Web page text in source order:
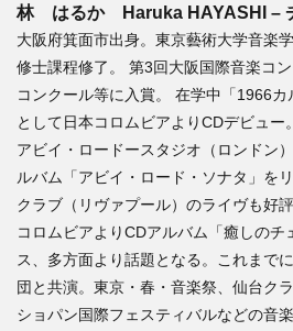
林 はるか Haruka HAYASHI –
大阪府箕面市出身。東京藝術大学音楽
修士課程修了。 第3回大阪国際音楽コ
コンクール等に入賞。 在学中「1966
として日本コロムビアよりCDデビュ
アビイ・ロードースタジオ（ロンドン
ルバム「アビイ・ロード・ソナタ」を
クラブ（リヴァプール）のライヴも好
コロムビアよりCDアルバム「癒しのチ
ス、多方面より話題となる。これまで
団と共演。東京・春・音楽祭、仙台ク
ショパン国際フェスティバルなどの音